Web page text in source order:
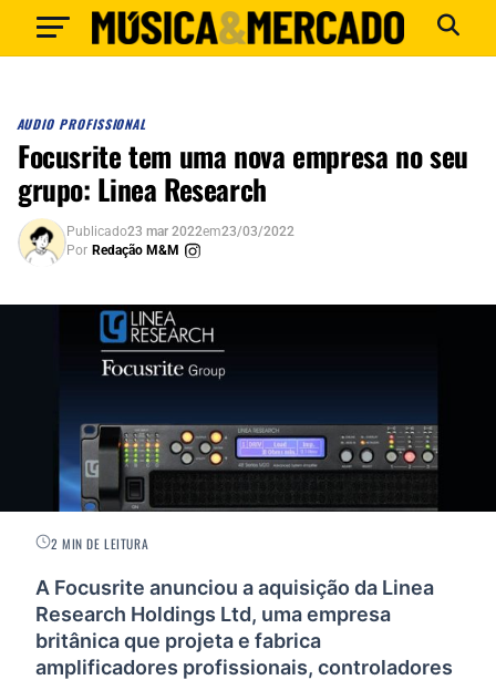
AUDIO PROFISSIONAL
Focusrite tem uma nova empresa no seu
grupo: Linea Research
Publicado23 mar 2022em23/03/2022
Por Redação M&M
2 MIN DE LEITURA
A Focusrite anunciou a aquisição da Linea
Research Holdings Ltd, uma empresa
britânica que projeta e fabrica
amplificadores profissionais, controladores